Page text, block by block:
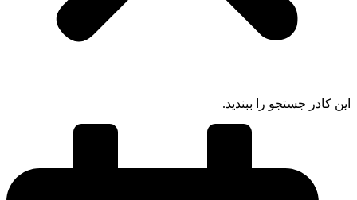
کادر جستجو را ببندید.